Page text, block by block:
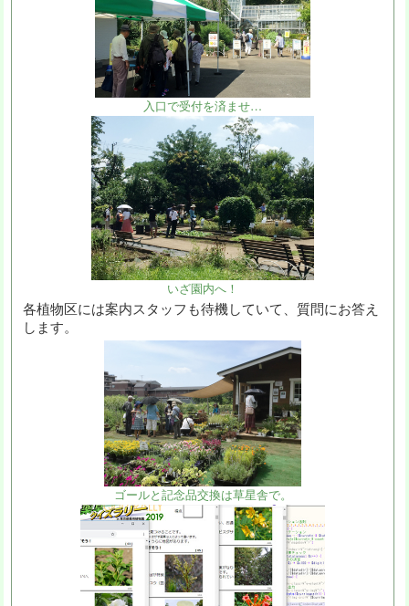
入口で受付を済ませ…
いざ園内へ！
各植物区には案内スタッフも待機していて、質問にお答え
します。
ゴールと記念品交換は草星舎で。